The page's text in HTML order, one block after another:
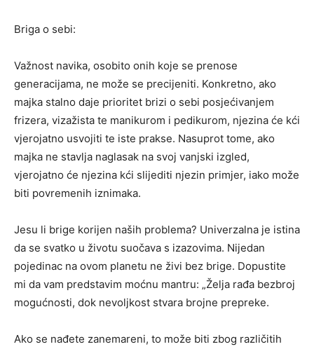
Briga o sebi:
Važnost navika, osobito onih koje se prenose
generacijama, ne može se precijeniti. Konkretno, ako
majka stalno daje prioritet brizi o sebi posjećivanjem
frizera, vizažista te manikurom i pedikurom, njezina će kći
vjerojatno usvojiti te iste prakse. Nasuprot tome, ako
majka ne stavlja naglasak na svoj vanjski izgled,
vjerojatno će njezina kći slijediti njezin primjer, iako može
biti povremenih iznimaka.
Jesu li brige korijen naših problema? Univerzalna je istina
da se svatko u životu suočava s izazovima. Nijedan
pojedinac na ovom planetu ne živi bez brige. Dopustite
mi da vam predstavim moćnu mantru: „Želja rađa bezbroj
mogućnosti, dok nevoljkost stvara brojne prepreke.
Ako se nađete zanemareni, to može biti zbog različitih